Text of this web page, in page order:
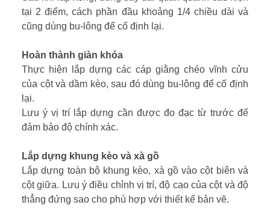
tại 2 điểm, cách phần đầu khoảng 1/4 chiều dài và
cũng dùng bu-lông để cố định lại.
Hoàn thành giàn khóa
Thực hiện lắp dựng các cáp giằng chéo vĩnh cửu
của cột và dầm kèo, sau đó dùng bu-lông để cố định
lại.
Lưu ý vị trí lắp dựng cần được đo đạc từ trước để
đảm bảo độ chính xác.
Lắp dựng khung kèo và xà gồ
Lắp dựng toàn bộ khung kèo, xà gồ vào cột biên và
cột giữa. Lưu ý điều chỉnh vị trí, độ cao của cột và độ
thẳng đứng sao cho phù hợp với thiết kế bản vẽ.